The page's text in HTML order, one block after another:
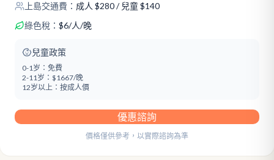
上島交通費： 成人 $280/ 兒童 $140
綠色稅： $6/人/晚
兒童政策
0-1岁： 免費
2-11岁： $1667/晚
12岁以上： 按成人價
優惠諮詢
價格僅供參考，以實際諮詢為準